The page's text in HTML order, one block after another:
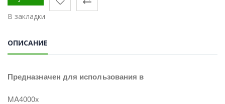
В закладки
ОПИСАНИЕ
Предназначен для использования в
MA4000x